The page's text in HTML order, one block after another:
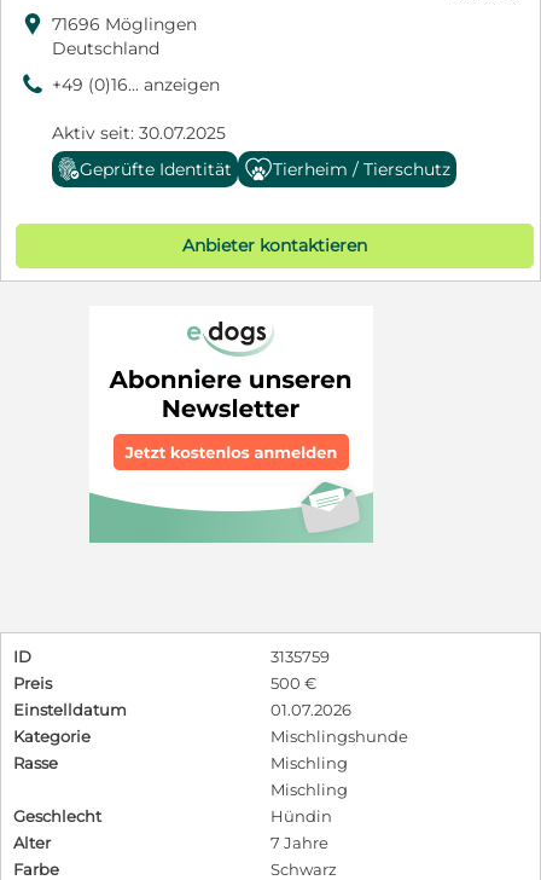
 71696 Möglingen
Deutschland
9 +49 (0)16... anzeigen
Aktiv seit: 30.07.2025
Geprüfte Identität
Tierheim / Tierschutz
Anbieter kontaktieren
ID
3135759
Preis
500 €
Einstelldatum
01.07.2026
Kategorie
Mischlingshunde
Rasse
Mischling
Mischling
Geschlecht
Hündin
Alter
7 Jahre
Farbe
Schwarz